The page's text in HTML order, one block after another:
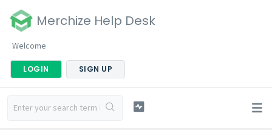
Merchize Help Desk
Welcome
LOGIN SIGN UP